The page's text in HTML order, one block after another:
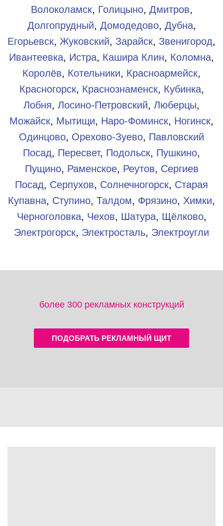
Волоколамск, Голицыно, Дмитров,
Долгопрудный, Домодедово, Дубна,
Егорьевск, Жуковский, Зарайск, Звенигород,
Ивантеевка, Истра, Кашира Клин, Коломна,
Королёв, Котельники, Красноармейск,
Красногорск, Краснознаменск, Кубинка,
Лобня, Лосино-Петровский, Люберцы,
Можайск, Мытищи, Наро-Фоминск, Ногинск,
Одинцово, Орехово-Зуево, Павловский
Посад, Пересвет, Подольск, Пушкино,
Пущино, Раменское, Реутов, Сергиев
Посад, Серпухов, Солнечногорск, Старая
Купавна, Ступино, Талдом, Фрязино, Химки,
Черноголовка, Чехов, Шатура, Щёлково,
Электрогорск, Электросталь, Электроугли
более 300 рекламных конструкций
ПОДОБРАТЬ РЕКЛАМНЫЙ ЩИТ